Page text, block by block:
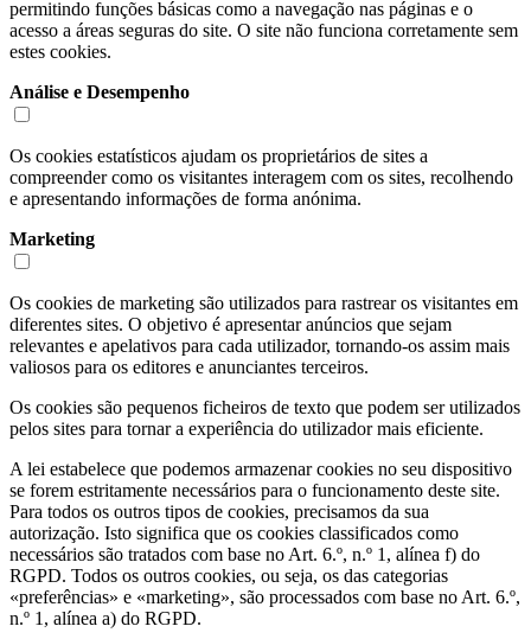
permitindo funções básicas como a navegação nas páginas e o
acesso a áreas seguras do site. O site não funciona corretamente sem
estes cookies.
Análise e Desempenho
Os cookies estatísticos ajudam os proprietários de sites a
compreender como os visitantes interagem com os sites, recolhendo
e apresentando informações de forma anónima.
Marketing
Os cookies de marketing são utilizados para rastrear os visitantes em
diferentes sites. O objetivo é apresentar anúncios que sejam
relevantes e apelativos para cada utilizador, tornando-os assim mais
valiosos para os editores e anunciantes terceiros.
Os cookies são pequenos ficheiros de texto que podem ser utilizados
pelos sites para tornar a experiência do utilizador mais eficiente.
A lei estabelece que podemos armazenar cookies no seu dispositivo
se forem estritamente necessários para o funcionamento deste site.
Para todos os outros tipos de cookies, precisamos da sua
autorização. Isto significa que os cookies classificados como
necessários são tratados com base no Art. 6.º, n.º 1, alínea f) do
RGPD. Todos os outros cookies, ou seja, os das categorias
«preferências» e «marketing», são processados com base no Art. 6.º,
n.º 1, alínea a) do RGPD.